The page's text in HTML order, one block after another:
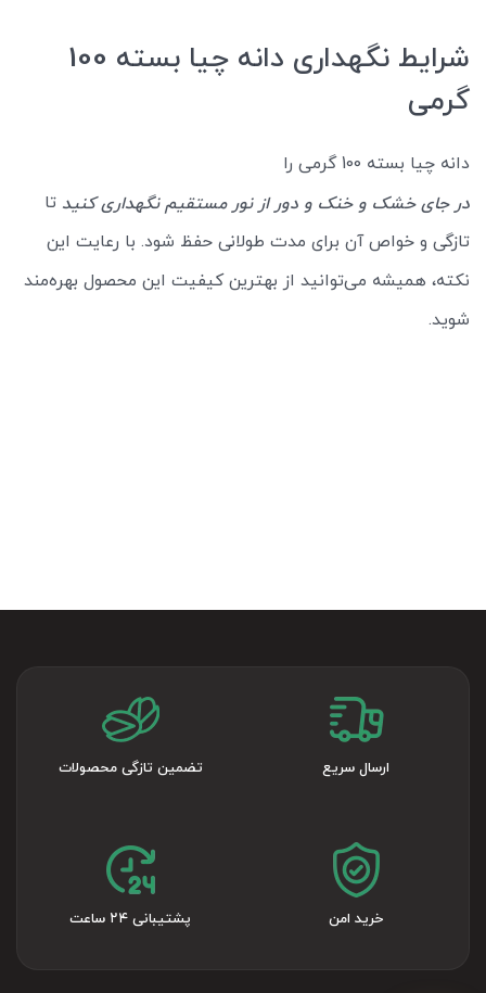
شرایط نگهداری دانه چیا بسته 100
گرمی
دانه چیا بسته 100 گرمی را
در جای خشک و خنک و دور از نور مستقیم نگهداری کنید تا
تازگی و خواص آن برای مدت طولانی حفظ شود. با رعایت این
نکته، همیشه می‌توانید از بهترین کیفیت این محصول بهره‌مند
شوید.
ارسال سریع تضمین تازگی محصولات
خرید امن پشتیبانی ۲۴ ساعت